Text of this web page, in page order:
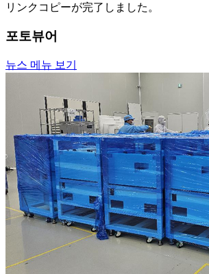
リンクコピーが完了しました。
포토뷰어
뉴스 메뉴 보기